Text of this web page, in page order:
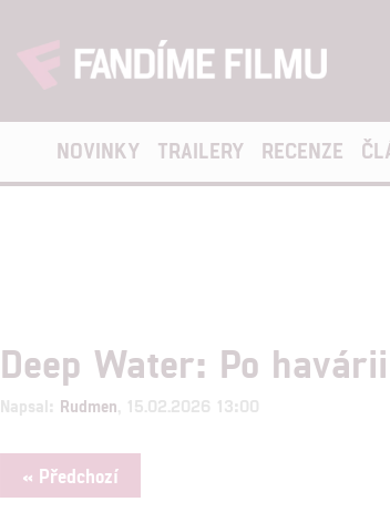
NOVINKY TRAILERY RECENZE
Deep Water: Po
Napsal: Rudmen , 15.02.2026 13:00
« Předchozí